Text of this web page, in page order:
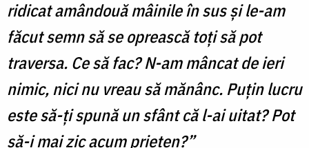
ridicat amândouă mâinile în sus şi le-am
făcut semn să se oprească toţi să pot
traversa. Ce să fac? N-am mâncat de ieri
nimic, nici nu vreau să mănânc. Puţin lucru
este să-ţi spună un sfânt că l-ai uitat? Pot
să-i mai zic acum prieten?”